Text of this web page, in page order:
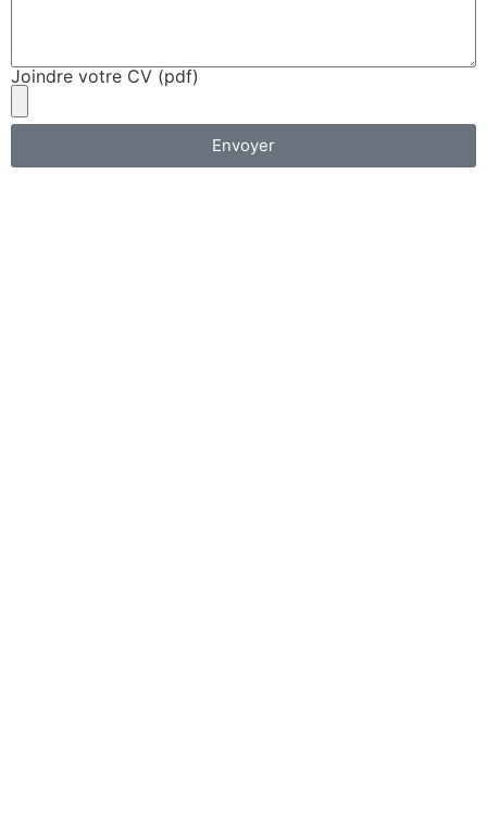
Joindre votre CV (pdf)
Envoyer